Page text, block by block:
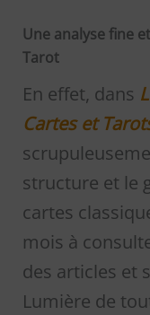
Une analyse fine
Tarot
En effet, dans
Cartes et
structure et le
cartes
mois à
des articles et
Lumière de